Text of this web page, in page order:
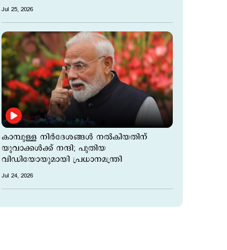
Jul 25, 2026
കാമ്പുള്ള നിര്‍ദേശങ്ങള്‍ നല്‍കിയതിന്
യുവാക്കള്‍ക്ക് നന്ദി; പുതിയ
വിഡിയോയുമായി പ്രധാനമന്ത്രി
Jul 24, 2026